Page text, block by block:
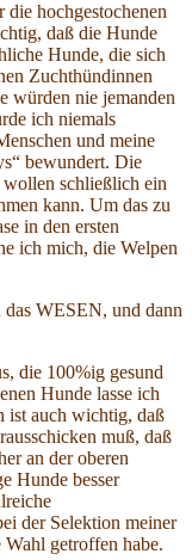
hochgestochenen
daß die Hunde
Hunde, die sich
Zuchthündinnen
würden nie jemanden
ich niemals
und meine
bewundert. Die
schließlich ein
kann. Um das zu
in den ersten
ich mich, die Welpen
WESEN, und dann
die 100%ig gesund
Hunde lasse ich
auch wichtig, daß
muß, daß
an der oberen
Hunde besser
der Selektion meiner
getroffen habe.